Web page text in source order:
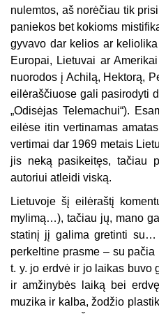
nulemtos, aš norėčiau tik
paniekos bet kokioms
gyvavo dar kelios ar
Europai, Lietuvai ar
nuorodos į Achilą, Hektorą,
eilėraščiuose gali pasirodyti
„Odisėjas Telemachui“).
eilėse itin vertinamas
vertimai dar 1969 metais
jis neką pasikeitęs, tačiau
autoriui atleidi viską.
Lietuvoje šį eilėraštį
mylimą…), tačiau jų, mano
statinį jį galima gretinti su…
perkeltine prasme – su
t. y. jo erdvė ir jo laikas buvo
ir amži­nybės laiką bei
muzika ir kalba, žodžio